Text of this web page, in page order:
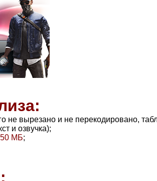
не вырезано и не перекодировано,
и озвучка);
МБ;